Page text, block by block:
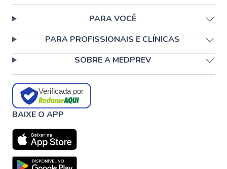
PARA VOCÊ
PARA PROFISSIONAIS E CLÍNICAS
SOBRE A MEDPREV
Verificada por
BAIXE O APP